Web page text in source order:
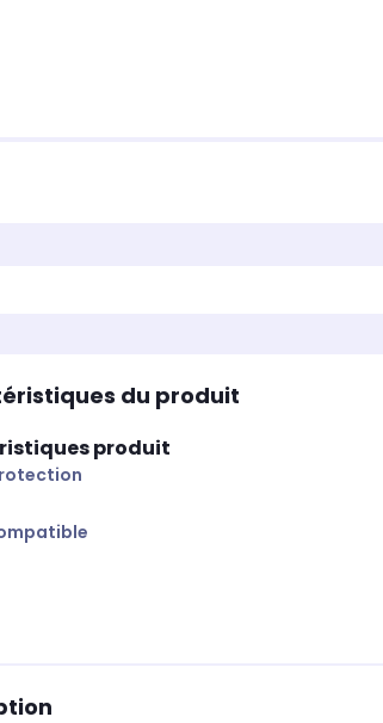
du produit
produit